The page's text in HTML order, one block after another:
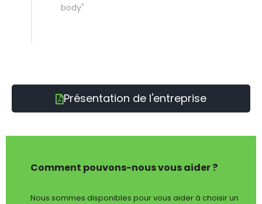
body"
Présentation de l'entreprise
Comment pouvons-nous vous aider ?
Nous sommes disponibles pour vous aider à choisir un